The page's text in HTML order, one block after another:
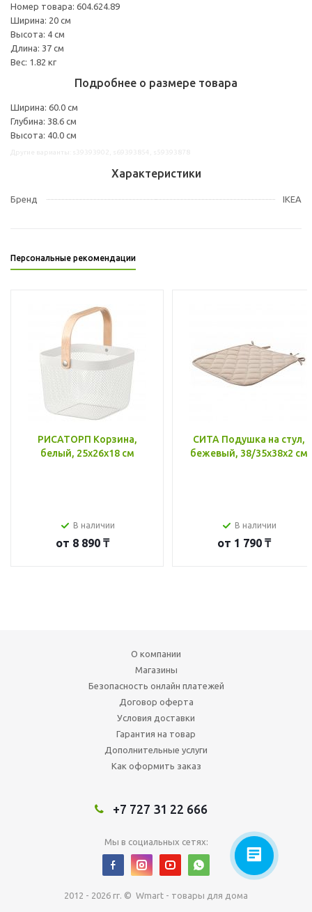
Номер товара: 604.624.89
Ширина: 20 см
Высота: 4 см
Длина: 37 см
Вес: 1.82 кг
Подробнее о размере товара
Ширина: 60.0 см
Глубина: 38.6 см
Высота: 40.0 см
Характеристики
Бренд IKEA
Персональные рекомендации
РИСАТОРП Корзина,
белый, 25x26x18 см
В наличии
от 8 890 ₸
СИТА Подушка на стул,
бежевый, 38/35x38x2 см
В наличии
от 1 790 ₸
О компании
Магазины
Безопасность онлайн платежей
Договор оферта
Условия доставки
Гарантия на товар
Дополнительные услуги
Как оформить заказ
+7 727 31 22 666
Мы в социальных сетях:
2012 - 2026 гг. © Wmart - товары для дома